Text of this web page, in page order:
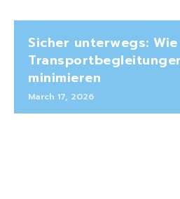
Sicher unterwegs: Wie
minimieren
March 17, 2026